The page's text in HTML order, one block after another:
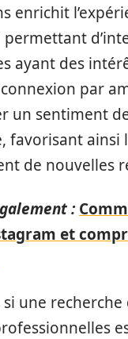
enrichit
ayant des
par
un sentiment
favorisant ainsi
de nouvelles
:
et
une recherche